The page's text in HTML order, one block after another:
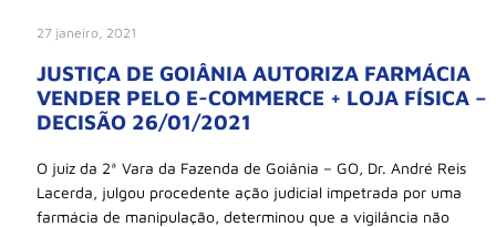
27 janeiro, 2021
JUSTIÇA DE GOIÂNIA AUTORIZA FARMÁCIA
VENDER PELO E-COMMERCE + LOJA FÍSICA –
DECISÃO 26/01/2021
O juiz da 2ª Vara da Fazenda de Goiânia – GO, Dr. André Reis
Lacerda, julgou procedente ação judicial impetrada por uma
farmácia de manipulação, determinou que a vigilância não